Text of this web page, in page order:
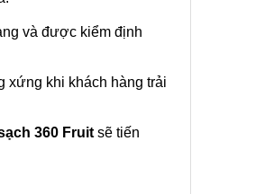
và được kiểm định
xứng khi khách hàng trải
360 Fruit sẽ tiến